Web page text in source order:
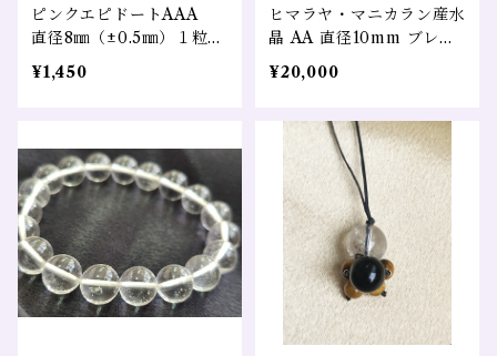
ピンクエピドートAAA
直径8㎜（±0.5㎜）１粒
希少 天然石
¥1,450
ヒマラヤ・マニカラン産水
晶 AA 直径10mm ブレス
レット 浄化 ヒーリング 瞑
想 チャクラ スピリチュア
¥20,000